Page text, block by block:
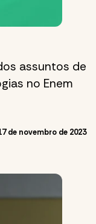
assuntos de
no Enem
de novembro de 2023